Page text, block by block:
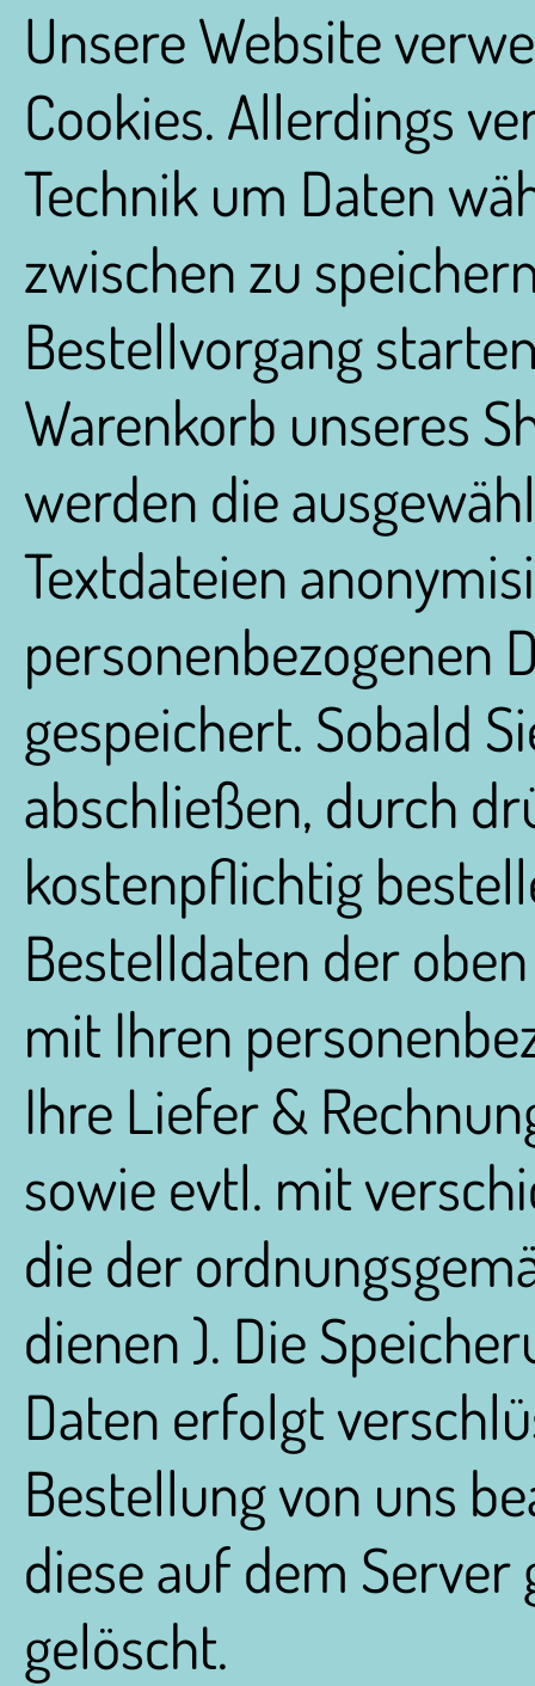
Unsere Website
Cookies. Allerdings
Technik um Daten
zwischen zu
Bestellvorgang
Warenkorb unseres
werden die
Textdateien
personenbezogenen
gespeichert. Sobald
abschließen, durch
kostenpflichtig
Bestelldaten der
mit Ihren
Ihre Liefer &
sowie evtl. mit
die der
dienen ). Die
Daten erfolgt
Bestellung von uns
diese auf dem
gelöscht.